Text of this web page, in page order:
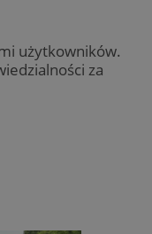
użytkowników.
za